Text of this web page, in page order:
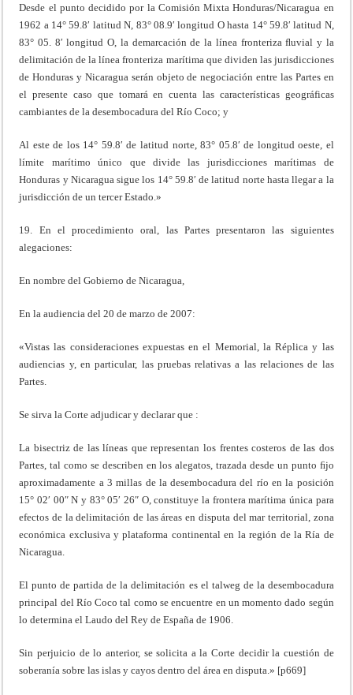
Desde el punto decidido por la Comisión Mixta Honduras/Nicaragua en
1962 a 14° 59.8′ latitud N, 83° 08.9′ longitud O hasta 14° 59.8′ latitud N,
83° 05. 8′ longitud O, la demarcación de la línea fronteriza ﬂuvial y la
delimitación de la línea fronteriza marítima que dividen las jurisdicciones
de Honduras y Nicaragua serán objeto de negociación entre las Partes en
el presente caso que tomará en cuenta las características geográficas
cambiantes de la desembocadura del Río Coco; y
Al este de los 14° 59.8′ de latitud norte, 83° 05.8′ de longitud oeste, el
límite marítimo único que divide las jurisdicciones marítimas de
Honduras y Nicaragua sigue los 14° 59.8′ de latitud norte hasta llegar a la
jurisdicción de un tercer Estado.»
19. En el procedimiento oral, las Partes presentaron las siguientes
alegaciones:
En nombre del Gobierno de Nicaragua,
En la audiencia del 20 de marzo de 2007:
«Vistas las consideraciones expuestas en el Memorial, la Réplica y las
audiencias y, en particular, las pruebas relativas a las relaciones de las
Partes.
Se sirva la Corte adjudicar y declarar que :
La bisectriz de las líneas que representan los frentes costeros de las dos
Partes, tal como se describen en los alegatos, trazada desde un punto ﬁjo
aproximadamente a 3 millas de la desembocadura del río en la posición
15° 02′ 00″ N y 83° 05′ 26″ O, constituye la frontera marítima única para
efectos de la delimitación de las áreas en disputa del mar territorial, zona
económica exclusiva y plataforma continental en la región de la Ría de
Nicaragua.
El punto de partida de la delimitación es el talweg de la desembocadura
principal del Río Coco tal como se encuentre en un momento dado según
lo determina el Laudo del Rey de España de 1906.
Sin perjuicio de lo anterior, se solicita a la Corte decidir la cuestión de
soberanía sobre las islas y cayos dentro del área en disputa.» [p669]